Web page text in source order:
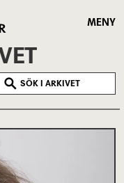
MENY
SÖK I ARKIVET